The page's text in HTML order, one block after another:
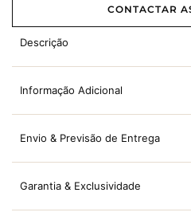
CONTACTAR
Descrição
Informação Adicional
Envio & Previsão de Entrega
Garantia & Exclusividade